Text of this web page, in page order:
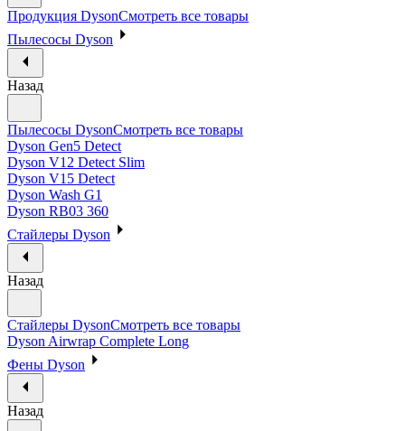
Продукция DysonСмотреть все товары
Пылесосы Dyson
Назад
Пылесосы DysonСмотреть все товары
Dyson Gen5 Detect
Dyson V12 Detect Slim
Dyson V15 Detect
Dyson Wash G1
Dyson RB03 360
Стайлеры Dyson
Назад
Стайлеры DysonСмотреть все товары
Dyson Airwrap Complete Long
Фены Dyson
Назад